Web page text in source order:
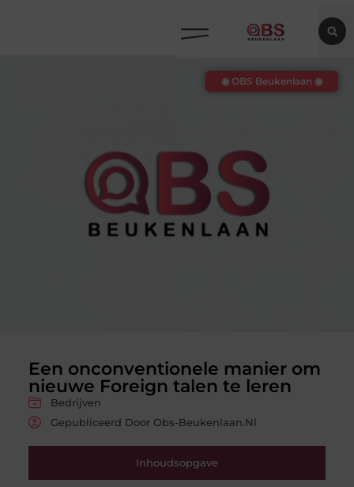
Een onconventionele manier om
nieuwe Foreign talen te leren
Bedrijven
Gepubliceerd Door Obs-Beukenlaan.nl
Inhoudsopgave
◉ OBS Beukenlaan ◉